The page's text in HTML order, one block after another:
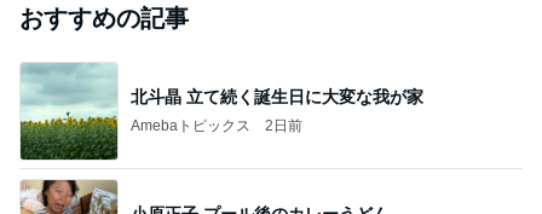
おすすめの記事
北斗晶 立て続く誕生日に大変な我が家
Amebaトピックス 2日前